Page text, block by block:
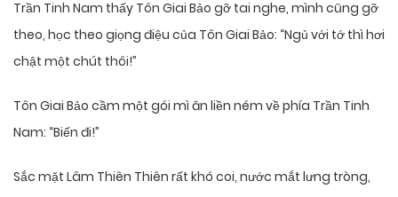
Trần Tinh Nam thấy Tôn Giai Bảo gỡ tai nghe, mình cũng gỡ
theo, học theo giọng điệu của Tôn Giai Bảo: “Ngủ với tớ thì hơi
chật một chút thôi!”
Tôn Giai Bảo cầm một gói mì ăn liền ném về phía Trần Tinh
Nam: “Biến đi!”
Sắc mặt Lâm Thiên Thiên rất khó coi, nước mắt lưng tròng,